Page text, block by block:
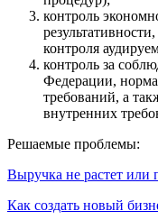
контроль
контроля
контроль за
Федерации,
требований, а
внутренних
Решаемые проблемы:
Выручка не растет или
Как создать новый